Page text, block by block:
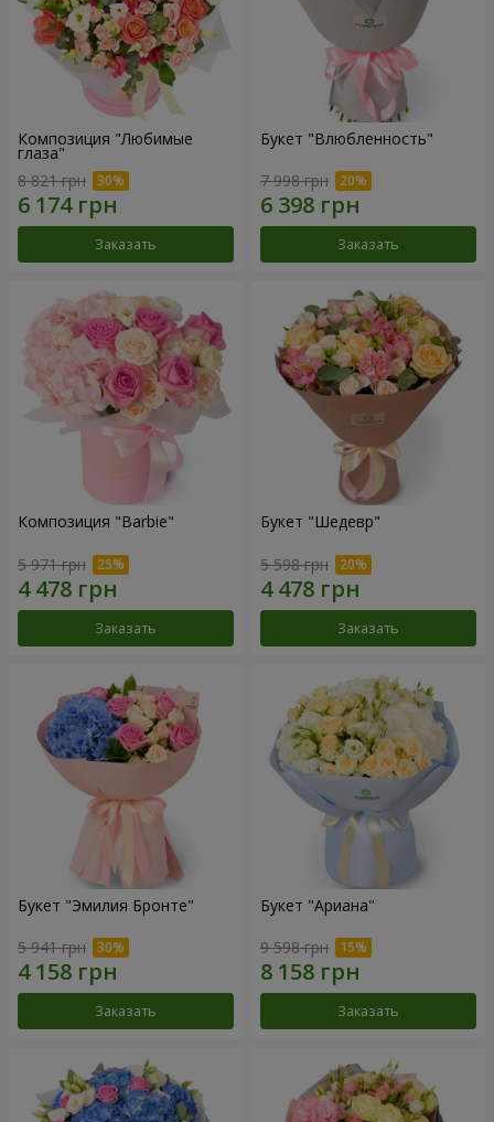
Композиция "Любимые
глаза"
8 821 грн
Заказать
Букет "Влюбленность"
7 998 грн
Заказать
Композиция "Barbie"
5 971 грн
Заказать
Букет "Шедевр"
5 598 грн
Заказать
Букет "Эмилия Бронте"
5 941 грн
Заказать
Букет "Ариана"
9 598 грн
Заказать